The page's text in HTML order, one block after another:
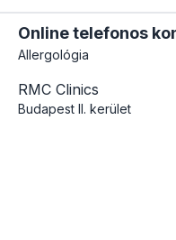
Online telefonos
Allergológia
RMC Clinics
Budapest II. kerület